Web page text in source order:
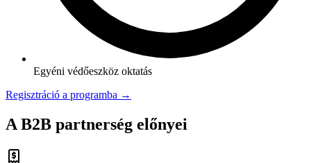
Egyéni védőeszköz oktatás
Regisztráció a programba →
A B2B partnerség előnyei